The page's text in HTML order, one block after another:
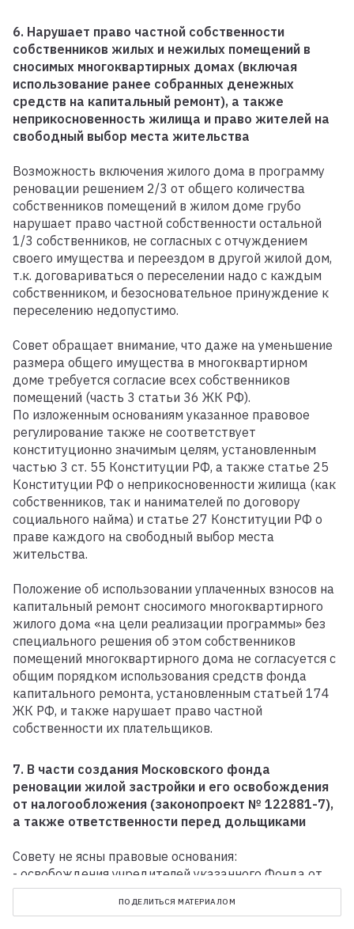
ПОДЕЛИТЬСЯ МАТЕРИАЛОМ
6. Нарушает право частной собственности
собственников жилых и нежилых помещений в
сносимых многоквартирных домах (включая
использование ранее собранных денежных
средств на капитальный ремонт), а также
неприкосновенность жилища и право жителей на
свободный выбор места жительства
Возможность включения жилого дома в программу
реновации решением 2/3 от общего количества
собственников помещений в жилом доме грубо
нарушает право частной собственности остальной
1/3 собственников, не согласных с отчуждением
своего имущества и переездом в другой жилой дом,
т.к. договариваться о переселении надо с каждым
собственником, и безосновательное принуждение к
переселению недопустимо.
Совет обращает внимание, что даже на уменьшение
размера общего имущества в многоквартирном
доме требуется согласие всех собственников
помещений (часть 3 статьи 36 ЖК РФ).
По изложенным основаниям указанное правовое
регулирование также не соответствует
конституционно значимым целям, установленным
частью 3 ст. 55 Конституции РФ, а также статье 25
Конституции РФ о неприкосновенности жилища (как
собственников, так и нанимателей по договору
социального найма) и статье 27 Конституции РФ о
праве каждого на свободный выбор места
жительства.
Положение об использовании уплаченных взносов на
капитальный ремонт сносимого многоквартирного
жилого дома «на цели реализации программы» без
специального решения об этом собственников
помещений многоквартирного дома не согласуется с
общим порядком использования средств фонда
капитального ремонта, установленным статьей 174
ЖК РФ, и также нарушает право частной
собственности их плательщиков.
7. В части создания Московского фонда
реновации жилой застройки и его освобождения
от налогообложения (законопроект № 122881-7),
а также ответственности перед дольщиками
Совету не ясны правовые основания:
- освобождения учредителей указанного Фонда от
ответственности по его обязательствам в случае
неисполнения или ненадлежащего исполнения